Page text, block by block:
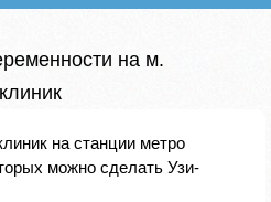
на м.
на станции метро
можно сделать Узи-